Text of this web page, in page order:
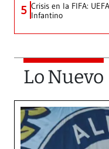
5 Crisis en la FIFA:
Infantino
Lo Nuevo